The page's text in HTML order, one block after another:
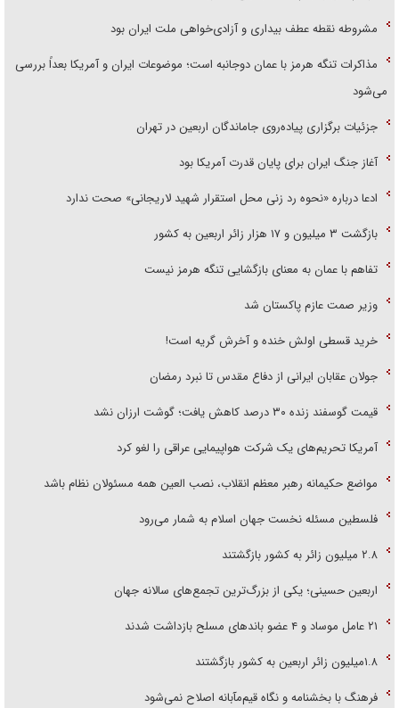
مشروطه نقطه عطف بیداری و آزادی‌خواهی ملت ایران بود
مذاکرات تنگه هرمز با عمان دوجانبه است؛ موضوعات ایران و آمریکا بعداً بررسی
می‌شود
جزئیات برگزاری پیاده‌روی جاماندگان اربعین در تهران
آغاز جنگ ایران برای پایان قدرت آمریکا بود
ادعا درباره «نحوه رد زنی محل استقرار شهید لاریجانی» صحت ندارد
بازگشت ۳ میلیون و ۱۷ هزار زائر اربعین به کشور
تفاهم با عمان به معنای بازگشایی تنگه هرمز نیست
وزیر صمت عازم پاکستان شد
خرید قسطی اولش خنده و آخرش گریه است!
جولان عقابان ایرانی از دفاع مقدس تا نبرد رمضان
قیمت گوسفند زنده ۳۰ درصد کاهش یافت؛ گوشت ارزان نشد
آمریکا تحریم‌های یک شرکت هواپیمایی عراقی را لغو کرد
مواضع حکیمانه رهبر معظم انقلاب، نصب العین همه مسئولان نظام باشد
فلسطین مسئله نخست جهان اسلام به شمار می‌رود
۲.۸ میلیون زائر به کشور بازگشتند
اربعین حسینی؛ یکی از بزرگ‌ترین تجمع‌های سالانه جهان
۲۱ عامل موساد و ۴ عضو باند‌های مسلح بازداشت شدند
۱.۸میلیون زائر اربعین به کشور بازگشتند
فرهنگ با بخشنامه و نگاه قیم‌مآبانه اصلاح نمی‌شود